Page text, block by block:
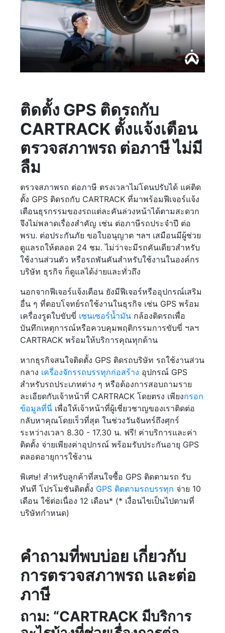
ติดตั้ง GPS ติดรถกับ
CARTRACK ตั้งแจ้งเตือน
ตรวจสภาพรถ ต่อภาษี ไม่มี
ลืม
ตรวจสภาพรถ ต่อภาษี ตรงเวลาไม่โดนปรับได้ แค่ติด
ตั้ง GPS ติดรถกับ CARTRACK ที่มาพร้อมฟีเจอร์แจ้ง
เตือนธุรกรรมของรถแต่ละคันล่วงหน้าได้ตามสะดวก
จึงไม่พลาดเรื่องสำคัญ เช่น ต่อภาษีรถประจำปี ต่อ
พรบ. ต่อประกันภัย ขอใบอนุญาต ฯลฯ เสมือนมีผู้ช่วย
ดูแลรถให้ตลอด 24 ชม. ไม่ว่าจะมีรถคันเดียวสำหรับ
ใช้งานส่วนตัว หรือรถพันคันสำหรับใช้งานในองค์กร
บริษัท ธุรกิจ ก็ดูแลได้ง่ายและทั่วถึง
นอกจากฟีเจอร์แจ้งเตือน ยังมีฟีเจอร์หรืออุปกรณ์เสริม
อื่น ๆ ที่ตอบโจทย์รถใช้งานในธุรกิจ เช่น GPS พร้อม
เครื่องรูดใบขับขี่ เซนเซอร์น้ำมัน กล้องติดรถเพื่อ
บันทึกเหตุการณ์หรือควบคุมพฤติกรรมการขับขี่ ฯลฯ
CARTRACK พร้อมให้บริการคุณทุกด้าน
หากธุรกิจสนใจติดตั้ง GPS ติดรถบริษัท รถใช้งานส่วน
กลาง เครื่องจักรรถบรรทุกก่อสร้าง อุปกรณ์ GPS
สำหรับรถประเภทต่าง ๆ หรือต้องการสอบถามราย
ละเอียดกับเจ้าหน้าที่ CARTRACK โดยตรง เพียงกรอก
ข้อมูลที่นี่ เพื่อให้เจ้าหน้าที่ผู้เชี่ยวชาญของเราติดต่อ
กลับหาคุณโดยเร็วที่สุด ในช่วงวันจันทร์ถึงศุกร์
ระหว่างเวลา 8.30 - 17.30 น. ฟรี! ค่าบริการและค่า
ติดตั้ง จ่ายเพียงค่าอุปกรณ์ พร้อมรับประกันอายุ GPS
ตลอดอายุการใช้งาน
พิเศษ! สำหรับลูกค้าที่สนใจซื้อ GPS ติดตามรถ รับ
ทันที โปรโมชันติดตั้ง GPS ติดตามรถบรรทุก จ่าย 10
เดือน ใช้ต่อเนื่อง 12 เดือน* (* เงื่อนไขเป็นไปตามที่
บริษัทกำหนด)
คำถามที่พบบ่อย เกี่ยวกับ
การตรวจสภาพรถ และต่อ
ภาษี
ถาม: “CARTRACK มีบริการ